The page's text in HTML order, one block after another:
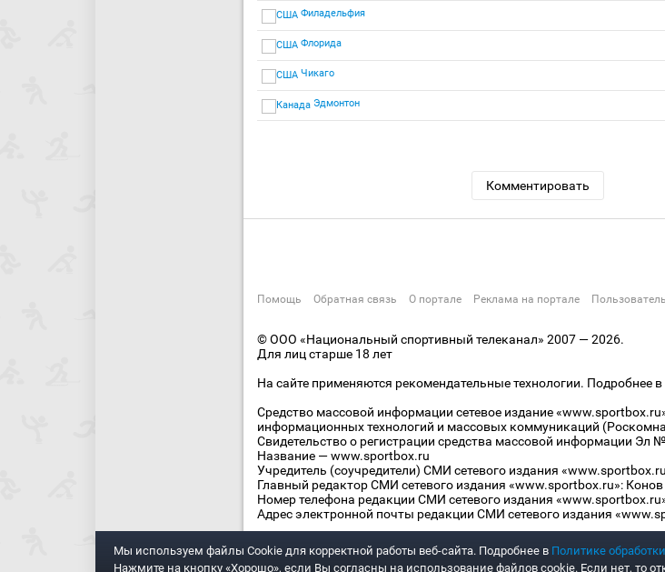
Филадельфия
Флорида
Чикаго
Эдмонтон
Комментировать
Помощь Обратная связь О портале Реклама на портале
© ООО «Национальный спортивный телеканал» 2007 — 2026.
Для лиц старше 18 лет
На сайте применяются рекомендательные технологии. Подробнее в
Средство массовой информации сетевое издание
информационных технологий и массовых коммуникаций
Свидетельство о регистрации средства массовой информации Эл
Название — www.sportbox.ru
Учредитель (соучредители) СМИ сетевого издания
Главный редактор СМИ сетевого издания «www.sportbox.ru»:
Номер телефона редакции СМИ сетевого издания
Адрес электронной почты редакции СМИ сетевого издания
Мы используем файлы Сookie для корректной работы веб-сайта. Подробнее в Политике
Нажмите на кнопку «Хорошо», если Вы согласны на использование файлов cookie. Если нет, то